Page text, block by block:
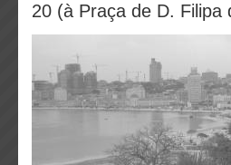
20 (à Praça de D.